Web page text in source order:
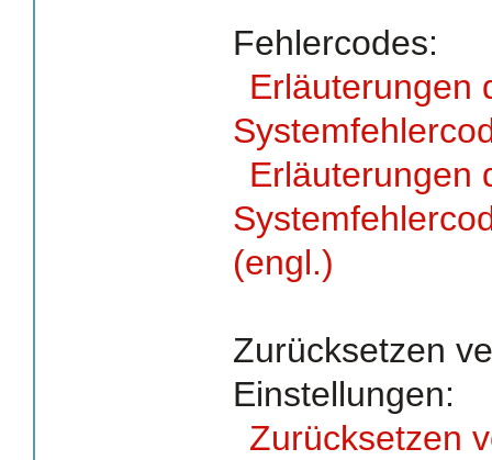
Fehlercodes:
Erläuterungen
Erläuterungen
(engl.)
Zurücksetzen
Einstellungen:
Zurücksetzen